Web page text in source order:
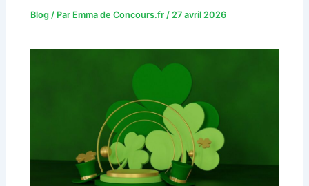
Blog / Par Emma de Concours.fr / 27 avril 2026